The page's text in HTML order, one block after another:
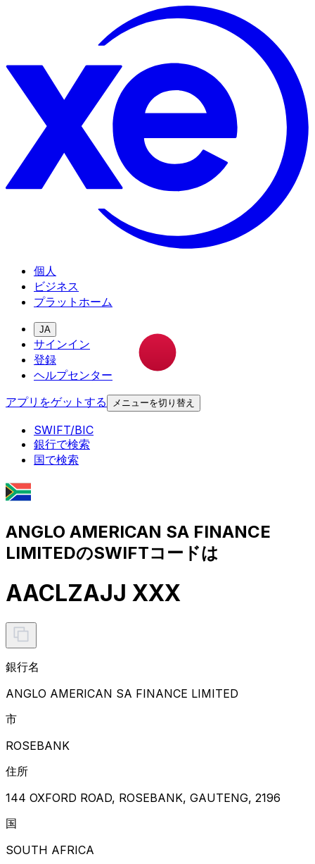
個人
ビジネス
プラットホーム
JA
サインイン
登録
ヘルプセンター
アプリをゲットする
メニューを切り替え
SWIFT/BIC
銀行で検索
国で検索
ANGLO AMERICAN SA FINANCE
LIMITEDのSWIFTコードは
AACLZAJJ XXX
銀行名
ANGLO AMERICAN SA FINANCE LIMITED
市
ROSEBANK
住所
144 OXFORD ROAD, ROSEBANK, GAUTENG, 2196
国
SOUTH AFRICA